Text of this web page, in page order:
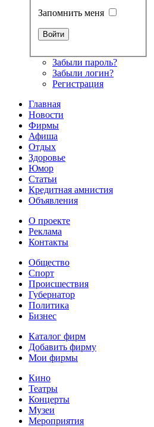
Запомнить меня
Забыли пароль?
Забыли логин?
Регистрация
Главная
Новости
Фирмы
Афиша
Отдых
Здоровье
Юмор
Статьи
Кредитная амнистия
Объявления
О проекте
Реклама
Контакты
Общество
Спорт
Происшествия
Губернатор
Политика
Бизнес
Каталог фирм
Добавить фирму
Мои фирмы
Кино
Театры
Концерты
Музеи
Мероприятия